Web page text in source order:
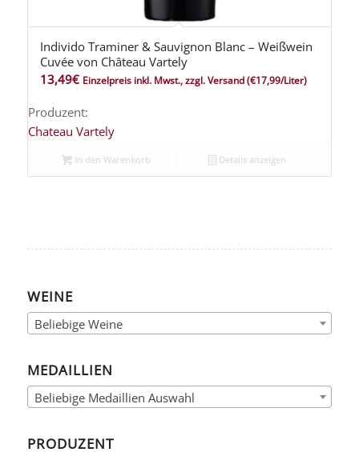
Individo Traminer & Sauvignon Blanc – Weißwein
Cuvée von Château Vartely
13,49€ Einzelpreis inkl. Mwst., zzgl. Versand(€17,99/Liter)
Produzent:
Chateau Vartely
In den Warenkorb Details anzeigen
WEINE
Beliebige Weine
MEDAILLIEN
Beliebige Medaillien Auswahl
PRODUZENT